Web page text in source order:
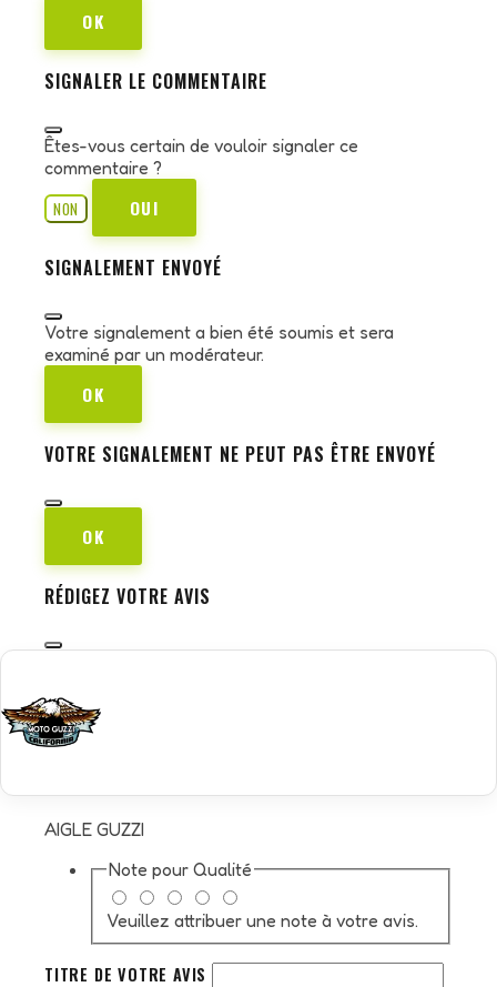
OK
SIGNALER LE COMMENTAIRE
Êtes-vous certain de vouloir signaler ce
commentaire ?
NON
OUI
SIGNALEMENT ENVOYÉ
Votre signalement a bien été soumis et sera
examiné par un modérateur.
OK
VOTRE SIGNALEMENT NE PEUT PAS ÊTRE ENVOYÉ
OK
RÉDIGEZ VOTRE AVIS
AIGLE GUZZI
Note pour Qualité
Veuillez attribuer une note à votre avis.
TITRE DE VOTRE AVIS